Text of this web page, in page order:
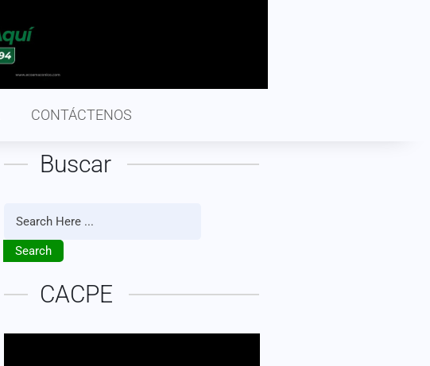
CONTÁCTENOS
Buscar
Search
CACPE